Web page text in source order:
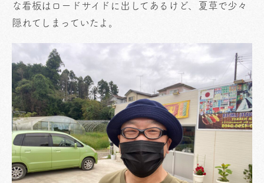
な看板はロードサイドに出してあるけど、夏草で少々
隠れてしまっていたよ。